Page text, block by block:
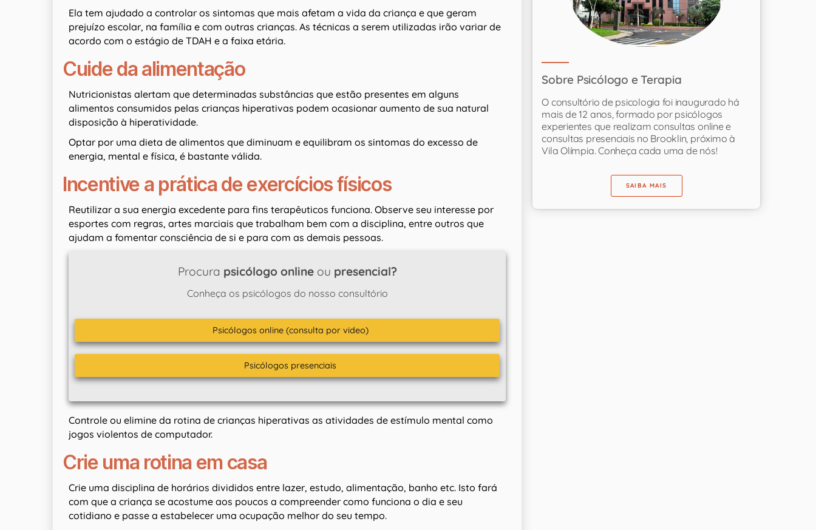
Ela tem ajudado a controlar os sintomas que mais afetam a vida da criança e que geram
prejuízo escolar, na família e com outras crianças. As técnicas a serem utilizadas irão variar de
acordo com o estágio de TDAH e a faixa etária.
Cuide da alimentação
Nutricionistas alertam que determinadas substâncias que estão presentes em alguns
alimentos consumidos pelas crianças hiperativas podem ocasionar aumento de sua natural
disposição à hiperatividade.
Optar por uma dieta de alimentos que diminuam e equilibram os sintomas do excesso de
energia, mental e física, é bastante válida.
Incentive a prática de exercícios físicos
Reutilizar a sua energia excedente para fins terapêuticos funciona. Observe seu interesse por
esportes com regras, artes marciais que trabalham bem com a disciplina, entre outros que
ajudam a fomentar consciência de si e para com as demais pessoas.
Procura psicólogo onlineou presencial?
Conheça os psicólogos do nosso consultório
Psicólogos online (consulta por video)
Psicólogos presenciais
Controle ou elimine da rotina de crianças hiperativas as atividades de estímulo mental como
jogos violentos de computador.
Crie uma rotina em casa
Crie uma disciplina de horários divididos entre lazer, estudo, alimentação, banho etc. Isto fará
com que a criança se acostume aos poucos a compreender como funciona o dia e seu
cotidiano e passe a estabelecer uma ocupação melhor do seu tempo.
Sobre Psicólogo e Terapia
O consultório de psicologia foi inaugurado há
mais de 12 anos, formado por psicólogos
experientes que realizam consultas online e
consultas presenciais no Brooklin, próximo à
Vila Olímpia. Conheça cada uma de nós!
SAIBA MAIS